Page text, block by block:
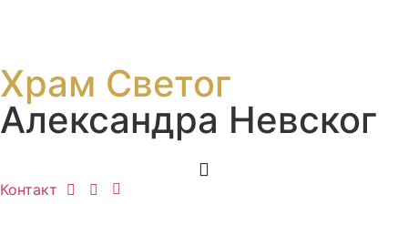
Храм Светог
Александра Невског
Контакт